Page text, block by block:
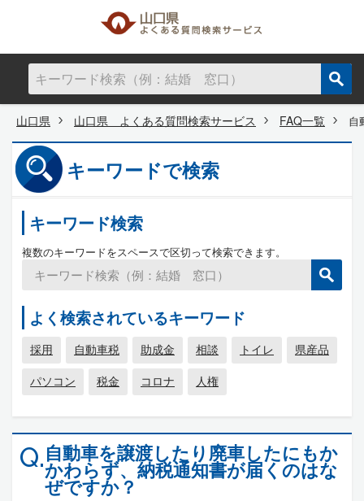
山口県 山口県 よくある質問検索サービス FAQ一覧 自
キーワードで検索
キーワード検索
複数のキーワードをスペースで区切って検索できます。
よく検索されているキーワード
採用 自動車税 助成金 相談 トイレ
県産品
パソコン
税金 コロナ 人権
Q.自動車を譲渡したり廃車したにもか
かわらず、納税通知書が届くのはな
ぜですか？